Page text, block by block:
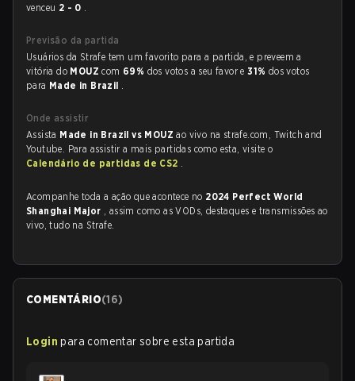
venceu 2 - 0 .
Previsão da partida
Usuários da Strafe tem um favorito para a partida, e preveem a
vitória do MOUZcom 69% dos votos a seu favor e31% dos votos
para Made in Brazil .
Onde assistir
Assista Made in Brazil vs MOUZao vivo na strafe.com, Twitch and
Youtube. Para assistir a mais partidas como esta, visite o
Calendário de partidas de CS2 .
Acompanhe toda a ação que acontece no 2024 Perfect World
Shanghai Major , assim como as VODs, destaques e transmissões ao
vivo, tudo na Strafe.
COMENTÁRIO(16)
Login para comentar sobre esta partida